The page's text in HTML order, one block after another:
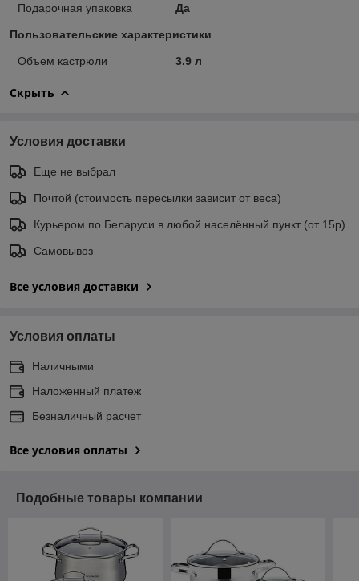
Подарочная упаковка Да
Пользовательские характеристики
Объем кастрюли 3.9 л
Скрыть
Условия доставки
Еще не выбрал
Почтой (стоимость пересылки зависит от веса)
Курьером по Беларуси в любой населённый пункт (от 15р)
Самовывоз
Все условия доставки
Условия оплаты
Наличными
Наложенный платеж
Безналичный расчет
Все условия оплаты
Подобные товары компании